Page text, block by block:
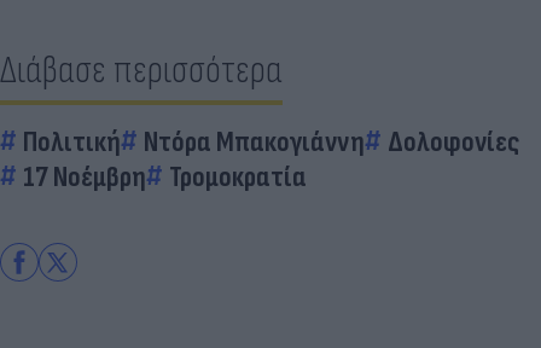
Διάβασε περισσότερα
Πολιτική Ντόρα Μπακογιάννη
Δολοφονίες
17 Νοέμβρη
Τρομοκρατία